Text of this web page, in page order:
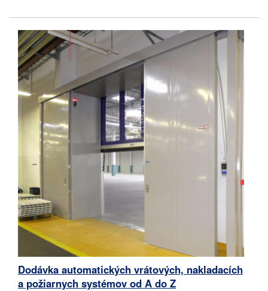
Dodávka automatických vrátových, nakladacích
a požiarnych systémov od A do Z